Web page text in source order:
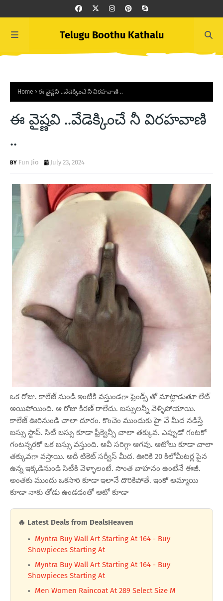
Telugu Boothu Kathalu
Home ఈ వైష్ణవి ..వేడెక్కించే నీ విరహవాణి ..
ఈ వైష్ణవి ..వేడెక్కించే నీ విరహవాణి
..
Fun Jio July 23, 2024
ఒక రోజు. కాలేజ్ నుండి ఇంటికి వస్తుండగా ఫ్రెండ్స్ తో మాట్లాడుతూ లేట్
అయిపోయింది. ఆ రోజు కిరణ్ రాలేదు. బస్సులన్నీ వెళ్ళిపోయాయి.
కాలేజ్ ఊరినుండి చాలా దూరం. కొంచెం ముందుకు హై వే మీద నడిస్తే
బస్సు స్టాప్. సిటీ బస్సు కూడా ఫ్రీక్వెన్సీ చాలా తక్కువ. ఎప్పుడో గంటకో
గంటన్నరకో ఒక బస్సు వస్తుంది. అవీ సరిగ్గా ఆగవు. ఆటోలు కూడా చాలా
తక్కువగా వస్తాయి. అదీ టికెట్ సర్వీస్ మీద. ఊరికి 20 కిలోమీటర్ల పైన
ఉన్న ఇక్కడినుండి సిటీకి వెళ్ళాలంటే. సొంత వాహనం ఉంటేనే ఈజీ.
అంతకు ముందు ఒకసారి కూడా ఇలానే దొరికిపోతే. ఇంకో అమ్మాయి
కూడా నాకు తోడు ఉండడంతో ఆటో కూడా
🔥 Latest Deals from DealsHeaven
Myntra Buy Wall Art Starting At 164 - Buy
Showpieces Starting At
Myntra Buy Wall Art Starting At 164 - Buy
Showpieces Starting At
Men Women Raincoat At 289 Select Size M